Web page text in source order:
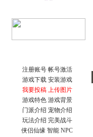
注册账号 帐号激活
游戏下载 安装游戏
我要投稿 上传图片
游戏特色 游戏背景
门派介绍 宠物介绍
玩法介绍 完美战斗
侠侣仙缘 智能 NPC